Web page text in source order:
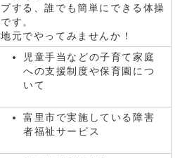
プする、誰でも簡単にできる体操
です。
地元でやってみませんか！
児童手当などの子育て家庭
への支援制度や保育園につ
いて
富里市で実施している障害
者福祉サービス